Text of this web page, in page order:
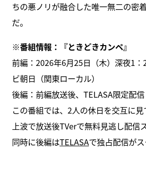
ちの悪ノリが融合した唯一無二の密
だ。
※番組情報：『ときどきカンペ』
前編：2026年6月25日（木）深夜1
ビ朝日（関東ローカル）
後編：前編放送後、TELASA限定配信
この番組では、2人の休日を交互に
上波で放送後TVerで無料見逃し配信
同時に後編はTELASAで独占配信がス